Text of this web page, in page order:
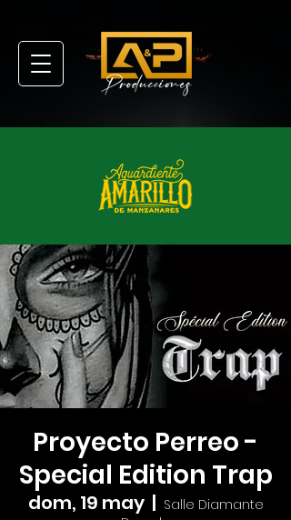
Proyecto Perreo -
Special Edition Trap
dom, 19 may
  |
Salle Diamante